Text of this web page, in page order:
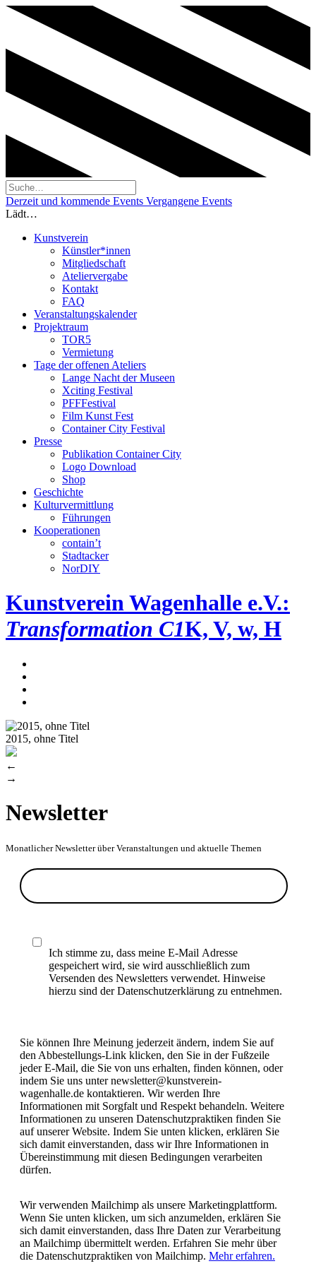
Derzeit und kommende Events Vergangene Events
Lädt…
Kunstverein
Künstler*innen
Mitgliedschaft
Ateliervergabe
Kontakt
FAQ
Veranstaltungskalender
Projektraum
TOR5
Vermietung
Tage der offenen Ateliers
Lange Nacht der Museen
Xciting Festival
PFFFestival
Film Kunst Fest
Container City Festival
Presse
Publikation Container City
Logo Download
Shop
Geschichte
Kulturvermittlung
Führungen
Kooperationen
contain’t
Stadtacker
NorDIY
Kunstverein Wagenhalle e.V.:
Transformation C1K, V, w, H
2015, ohne Titel
←
→
Newsletter
Monatlicher Newsletter über Veranstaltungen und aktuelle Themen
Ich stimme zu, dass meine E-Mail Adresse
gespeichert wird, sie wird ausschließlich zum
Versenden des Newsletters verwendet. Hinweise
hierzu sind der Datenschutzerklärung zu entnehmen.
Sie können Ihre Meinung jederzeit ändern, indem Sie auf
den Abbestellungs-Link klicken, den Sie in der Fußzeile
jeder E-Mail, die Sie von uns erhalten, finden können, oder
indem Sie uns unter newsletter@kunstverein-
wagenhalle.de kontaktieren. Wir werden Ihre
Informationen mit Sorgfalt und Respekt behandeln. Weitere
Informationen zu unseren Datenschutzpraktiken finden Sie
auf unserer Website. Indem Sie unten klicken, erklären Sie
sich damit einverstanden, dass wir Ihre Informationen in
Übereinstimmung mit diesen Bedingungen verarbeiten
dürfen.
Wir verwenden Mailchimp als unsere Marketingplattform.
Wenn Sie unten klicken, um sich anzumelden, erklären Sie
sich damit einverstanden, dass Ihre Daten zur Verarbeitung
an Mailchimp übermittelt werden. Erfahren Sie mehr über
die Datenschutzpraktiken von Mailchimp. Mehr erfahren.